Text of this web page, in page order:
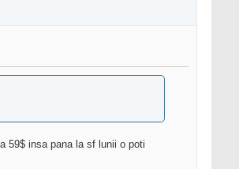
59$ insa pana la sf lunii o poti